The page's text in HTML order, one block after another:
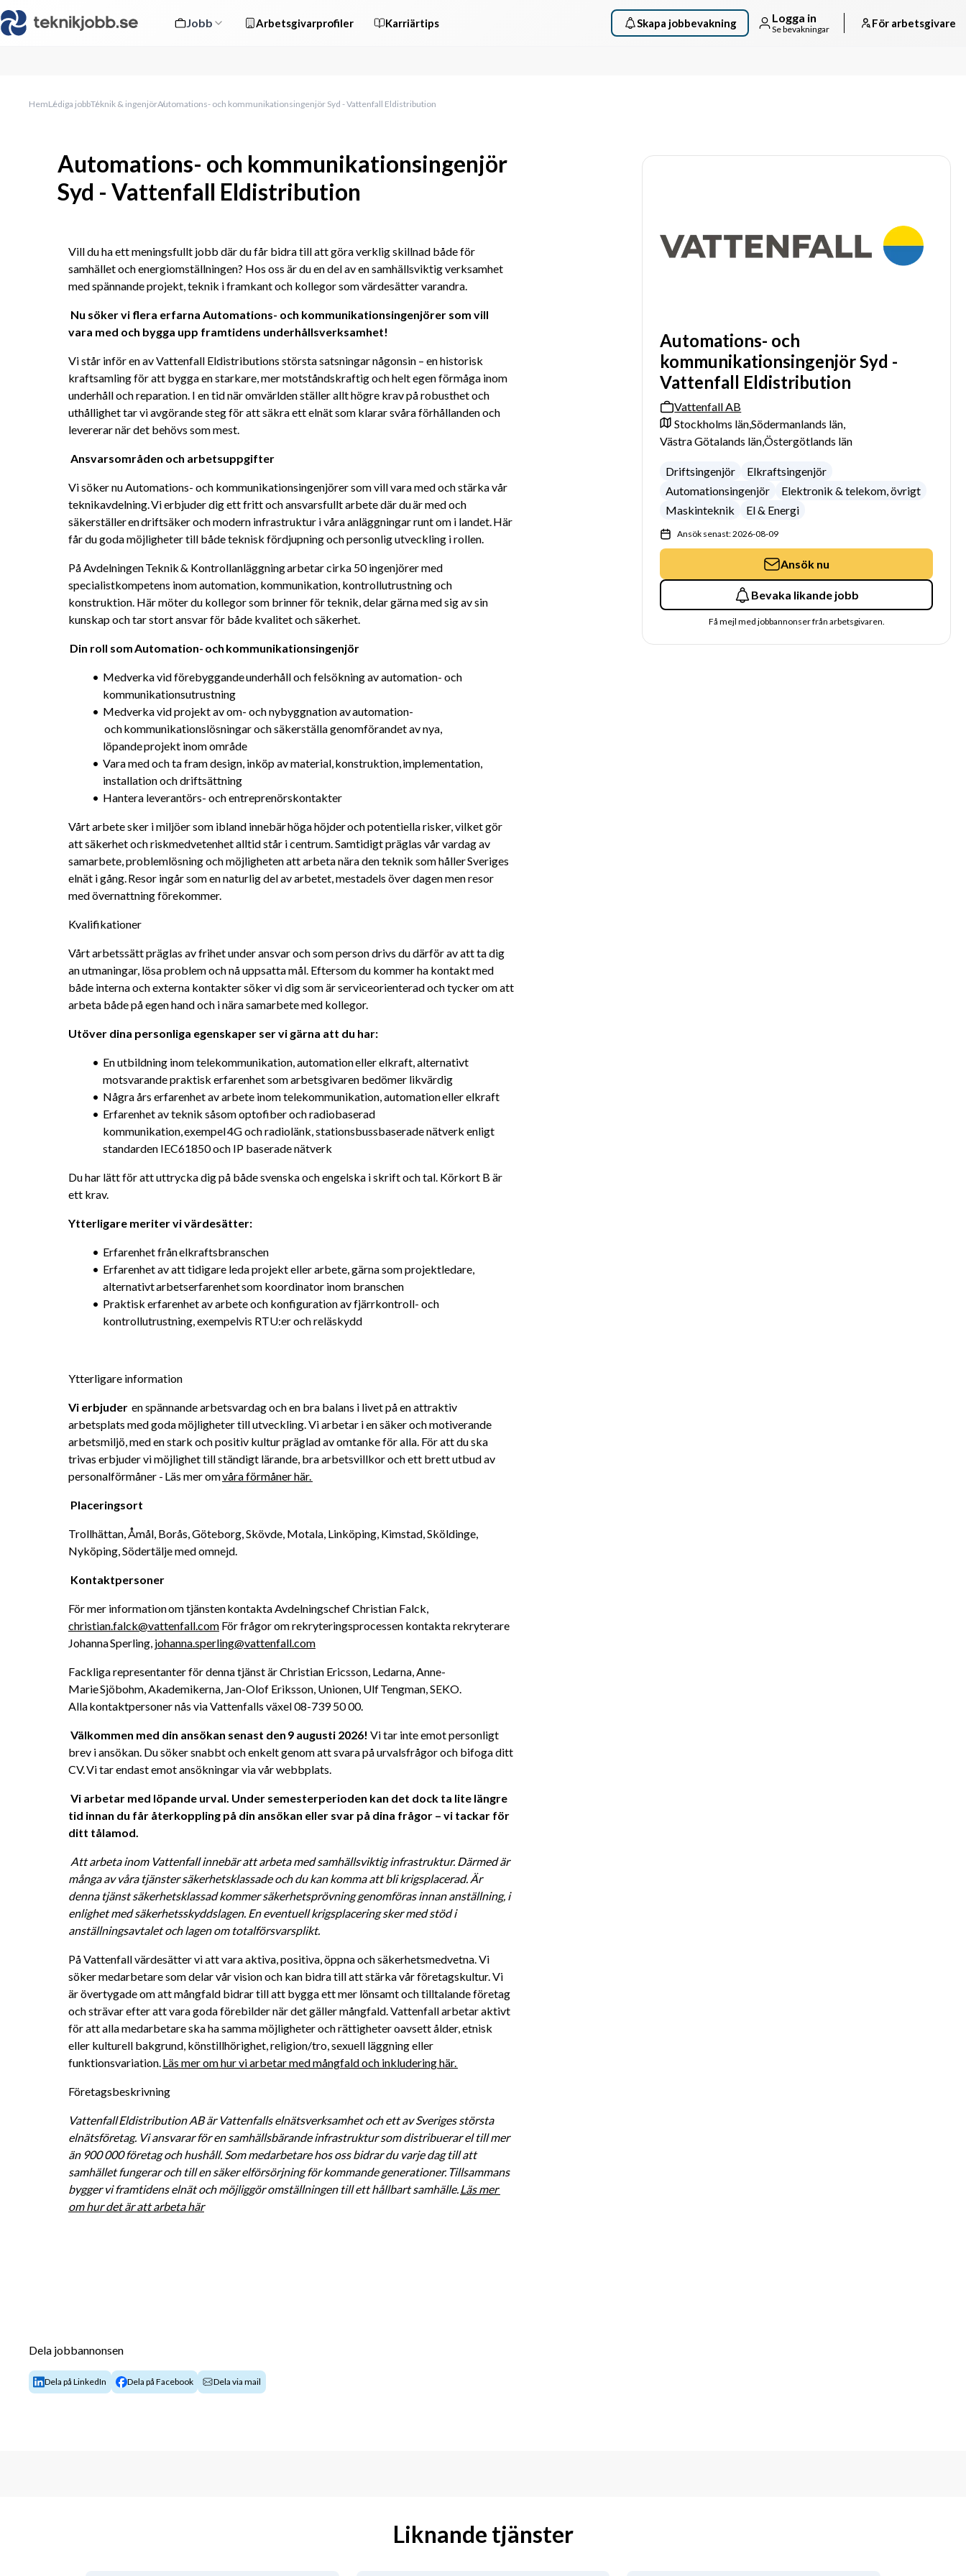
Jobb Arbetsgivarprofiler Karriärtips Skapa jobbevakning Logga in
Se bevakningar För arbetsgivare
HemLediga jobbTeknik & ingenjörAutomations- och kommunikationsingenjör Syd - Vattenfall Eldistribution
Automations- och kommunikationsingenjör
Syd - Vattenfall Eldistribution
Vill du ha ett meningsfullt jobb där du får bidra till att göra verklig skillnad både för
samhället och energiomställningen? Hos oss är du en del av en samhällsviktig verksamhet
med spännande projekt, teknik i framkant och kollegor som värdesätter varandra.
Nu söker vi flera erfarna Automations- och kommunikationsingenjörer som vill
vara med och bygga upp framtidens underhållsverksamhet!
Vi står inför en av Vattenfall Eldistributions största satsningar någonsin – en historisk
kraftsamling för att bygga en starkare, mer motståndskraftig och helt egen förmåga inom
underhåll och reparation. I en tid när omvärlden ställer allt högre krav på robusthet och
uthållighet tar vi avgörande steg för att säkra ett elnät som klarar svåra förhållanden och
levererar när det behövs som mest.
Ansvarsområden och arbetsuppgifter
Vi söker nu Automations- och kommunikationsingenjörer som vill vara med och stärka vår
teknikavdelning. Vi erbjuder dig ett fritt och ansvarsfullt arbete där du är med och
säkerställer en driftsäker och modern infrastruktur i våra anläggningar runt om i landet. Här
får du goda möjligheter till både teknisk fördjupning och personlig utveckling i rollen.
På Avdelningen Teknik & Kontrollanläggning arbetar cirka 50 ingenjörer med
specialistkompetens inom automation, kommunikation, kontrollutrustning och
konstruktion. Här möter du kollegor som brinner för teknik, delar gärna med sig av sin
kunskap och tar stort ansvar för både kvalitet och säkerhet.
Din roll som Automation- och kommunikationsingenjör
Medverka vid förebyggande underhåll och felsökning av automation- och
kommunikationsutrustning
Medverka vid projekt av om- och nybyggnation av automation-
och kommunikationslösningar och säkerställa genomförandet av nya,
löpande projekt inom område
Vara med och ta fram design, inköp av material, konstruktion, implementation,
installation och driftsättning
Hantera leverantörs- och entreprenörskontakter
Vårt arbete sker i miljöer som ibland innebär höga höjder och potentiella risker, vilket gör
att säkerhet och riskmedvetenhet alltid står i centrum. Samtidigt präglas vår vardag av
samarbete, problemlösning och möjligheten att arbeta nära den teknik som håller Sveriges
elnät i gång. Resor ingår som en naturlig del av arbetet, mestadels över dagen men resor
med övernattning förekommer.
Kvalifikationer
Vårt arbetssätt präglas av frihet under ansvar och som person drivs du därför av att ta dig
an utmaningar, lösa problem och nå uppsatta mål. Eftersom du kommer ha kontakt med
både interna och externa kontakter söker vi dig som är serviceorienterad och tycker om att
arbeta både på egen hand och i nära samarbete med kollegor.
Utöver dina personliga egenskaper ser vi gärna att du har:
En utbildning inom telekommunikation, automation eller elkraft, alternativt
motsvarande praktisk erfarenhet som arbetsgivaren bedömer likvärdig
Några års erfarenhet av arbete inom telekommunikation, automation eller elkraft
Erfarenhet av teknik såsom optofiber och radiobaserad
kommunikation, exempel 4G och radiolänk, stationsbussbaserade nätverk enligt
standarden IEC61850 och IP baserade nätverk
Du har lätt för att uttrycka dig på både svenska och engelska i skrift och tal. Körkort B är
ett krav.
Ytterligare meriter vi värdesätter:
Erfarenhet från elkraftsbranschen
Erfarenhet av att tidigare leda projekt eller arbete, gärna som projektledare,
alternativt arbetserfarenhet som koordinator inom branschen
Praktisk erfarenhet av arbete och konfiguration av fjärrkontroll- och
kontrollutrustning, exempelvis RTU:er och reläskydd
Ytterligare information
Vi erbjuder en spännande arbetsvardag och en bra balans i livet på en attraktiv
arbetsplats med goda möjligheter till utveckling. Vi arbetar i en säker och motiverande
arbetsmiljö, med en stark och positiv kultur präglad av omtanke för alla. För att du ska
trivas erbjuder vi möjlighet till ständigt lärande, bra arbetsvillkor och ett brett utbud av
personalförmåner - Läs mer om våra förmåner här.
Placeringsort
Trollhättan, Åmål, Borås, Göteborg, Skövde, Motala, Linköping, Kimstad, Sköldinge,
Nyköping, Södertälje med omnejd.
Kontaktpersoner
christian.falck@vattenfall.com För frågor om rekryteringsprocessen kontakta rekryterare
Johanna Sperling, johanna.sperling@vattenfall.com
Fackliga representanter för denna tjänst är Christian Ericsson, Ledarna, Anne-
Marie Sjöbohm, Akademikerna, Jan-Olof Eriksson, Unionen, Ulf Tengman, SEKO.
Alla kontaktpersoner nås via Vattenfalls växel 08-739 50 00.
Välkommen med din ansökan senast den 9 augusti 2026! Vi tar inte emot personligt
brev i ansökan. Du söker snabbt och enkelt genom att svara på urvalsfrågor och bifoga ditt
CV. Vi tar endast emot ansökningar via vår webbplats.
Vi arbetar med löpande urval. Under semesterperioden kan det dock ta lite längre
tid innan du får återkoppling på din ansökan eller svar på dina frågor – vi tackar för
ditt tålamod.
Att arbeta inom Vattenfall innebär att arbeta med samhällsviktig infrastruktur. Därmed är
många av våra tjänster säkerhetsklassade och du kan komma att bli krigsplacerad. Är
denna tjänst säkerhetsklassad kommer säkerhetsprövning genomföras innan anställning, i
enlighet med säkerhetsskyddslagen. En eventuell krigsplacering sker med stöd i
anställningsavtalet och lagen om totalförsvarsplikt.
På Vattenfall värdesätter vi att vara aktiva, positiva, öppna och säkerhetsmedvetna. Vi
söker medarbetare som delar vår vision och kan bidra till att stärka vår företagskultur. Vi
är övertygade om att mångfald bidrar till att bygga ett mer lönsamt och tilltalande företag
och strävar efter att vara goda förebilder när det gäller mångfald. Vattenfall arbetar aktivt
för att alla medarbetare ska ha samma möjligheter och rättigheter oavsett ålder, etnisk
eller kulturell bakgrund, könstillhörighet, religion/tro, sexuell läggning eller
funktionsvariation. Läs mer om hur vi arbetar med mångfald och inkludering här.
Företagsbeskrivning
Vattenfall Eldistribution AB är Vattenfalls elnätsverksamhet och ett av Sveriges största
elnätsföretag. Vi ansvarar för en samhällsbärande infrastruktur som distribuerar el till mer
än 900 000 företag och hushåll. Som medarbetare hos oss bidrar du varje dag till att
samhället fungerar och till en säker elförsörjning för kommande generationer. Tillsammans
bygger vi framtidens elnät och möjliggör omställningen till ett hållbart samhälle. Läs mer
om hur det är att arbeta här
Automations- och
kommunikationsingenjör Syd -
Vattenfall Eldistribution
Vattenfall AB
Stockholms län,Södermanlands län,
Västra Götalands län,Östergötlands län
Driftsingenjör
Elkraftsingenjör
Automationsingenjör
Elektronik & telekom, övrigt
Maskinteknik
El & Energi
Ansök senast: 2026-08-09
Ansök nu
Bevaka likande jobb
Få mejl med jobbannonser från arbetsgivaren.
Dela jobbannonsen
Dela på LinkedIn Dela på Facebook Dela via mail
Liknande tjänster